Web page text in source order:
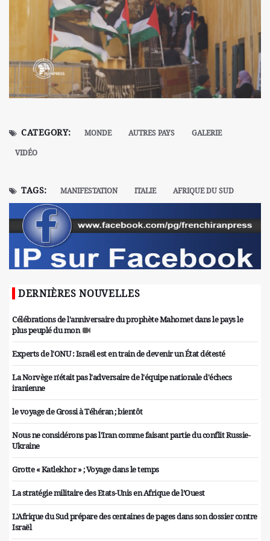
CATEGORY: MONDE AUTRES PAYS
GALERIE
VIDÉO
TAGS: MANIFESTATION ITALIE AFRIQUE DU SUD
DERNIÈRES NOUVELLES
Célébrations de l'anniversaire du prophète Mahomet dans le pays le
plus peuplé du mon
Experts de l'ONU : Israël est en train de devenir un État détesté
La Norvège n'était pas l'adversaire de l'équipe nationale d'échecs
iranienne
le voyage de Grossi à Téhéran ; bientôt
Nous ne considérons pas l'Iran comme faisant partie du conflit Russie-
Ukraine
Grotte « Katlekhor » ; Voyage dans le temps
La stratégie militaire des Etats-Unis en Afrique de l’Ouest
L'Afrique du Sud prépare des centaines de pages dans son dossier contre
Israël